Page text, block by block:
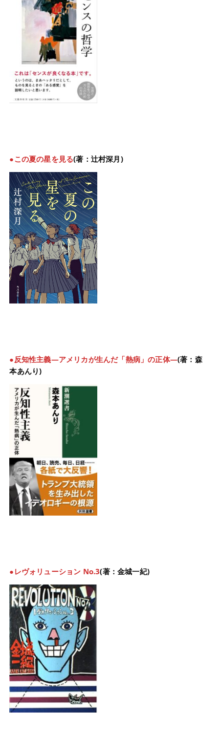
●この夏の星を見る(著：辻村深月)
●反知性主義―アメリカが生んだ「熱病」の正体―(著：森
本あんり)
●レヴォリューション No.3(著：金城一紀)